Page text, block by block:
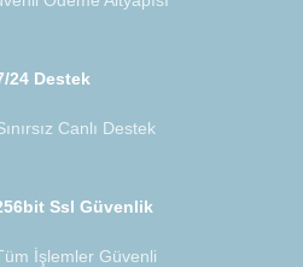
24 Destek
Canlı Destek
Ssl Güvenlik
İşlemler Güvenli